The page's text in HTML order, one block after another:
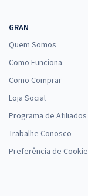
GRAN
Quem Somos
Como Funciona
Como Comprar
Loja Social
Programa de Afiliados
Trabalhe Conosco
Preferência de